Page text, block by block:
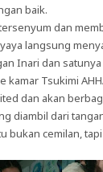
baik.
dan
langsung
Inari dan
Tsukimi
dan akan
diambil dari
bukan cemilan,